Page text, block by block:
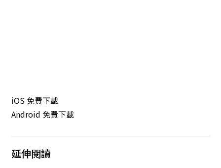
iOS 免費下載
Android 免費下載
延伸閱讀